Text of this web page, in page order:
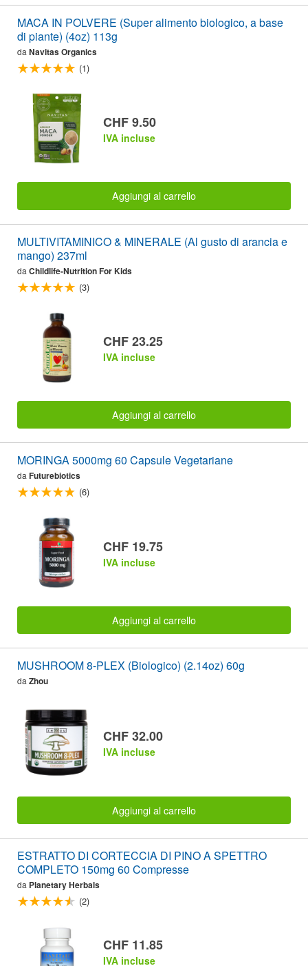
MACA IN POLVERE (Super alimento biologico, a base
di piante) (4oz) 113g
da Navitas Organics
(1)
CHF 9.50
IVA incluse
Aggiungi al carrello
MULTIVITAMINICO & MINERALE (Al gusto di arancia e
mango) 237ml
da Childlife-Nutrition For Kids
(3)
CHF 23.25
IVA incluse
Aggiungi al carrello
MORINGA 5000mg 60 Capsule Vegetariane
da Futurebiotics
(6)
CHF 19.75
IVA incluse
Aggiungi al carrello
MUSHROOM 8-PLEX (Biologico) (2.14oz) 60g
da Zhou
CHF 32.00
IVA incluse
Aggiungi al carrello
ESTRATTO DI CORTECCIA DI PINO A SPETTRO
COMPLETO 150mg 60 Compresse
da Planetary Herbals
(2)
CHF 11.85
IVA incluse